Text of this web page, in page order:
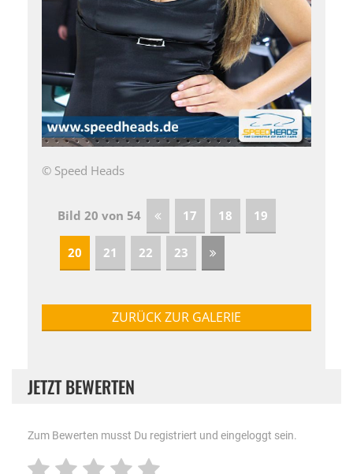
© Speed Heads
Bild 20 von 54 17 18 19
20 21 22 23
ZURÜCK ZUR GALERIE
JETZT BEWERTEN
Zum Bewerten musst Du registriert und eingeloggt sein.